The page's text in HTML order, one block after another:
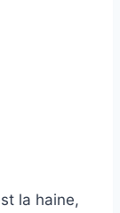
la haine,